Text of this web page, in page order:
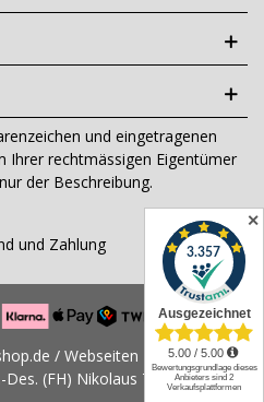
✕
und eingetragenen
Ihrer rechtmässigen Eigentümer
der Beschreibung.
und Zahlung
/ Webseiten Design &
(FH) Nikolaus Tams